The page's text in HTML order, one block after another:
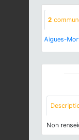
2
Aigues-
Non